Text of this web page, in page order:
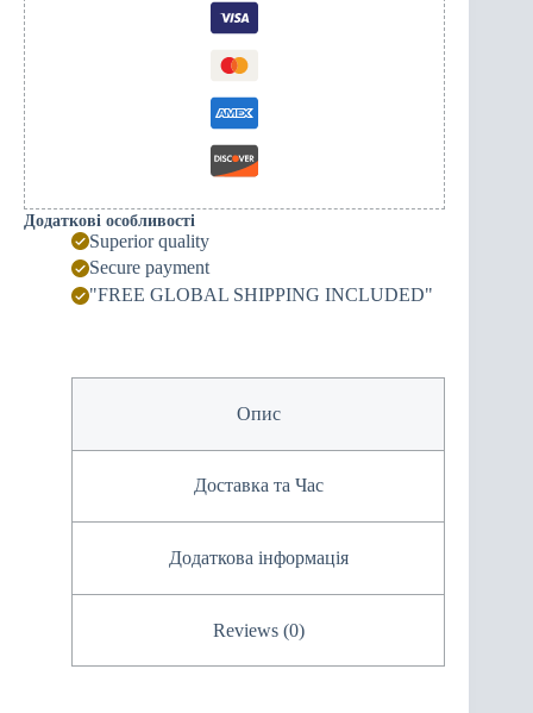
Додаткові особливості
Superior quality
Secure payment
"FREE GLOBAL SHIPPING INCLUDED"
Опис
Доставка та Час
Додаткова інформація
Reviews (0)